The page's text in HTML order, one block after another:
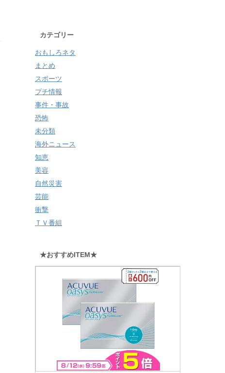
カテゴリー
おもしろネタ
まとめ
スポーツ
プチ情報
事件・事故
恐怖
未分類
海外ニュース
知恵
美容
自然災害
芸能
衝撃
ＴＶ番組
★おすすめITEM★